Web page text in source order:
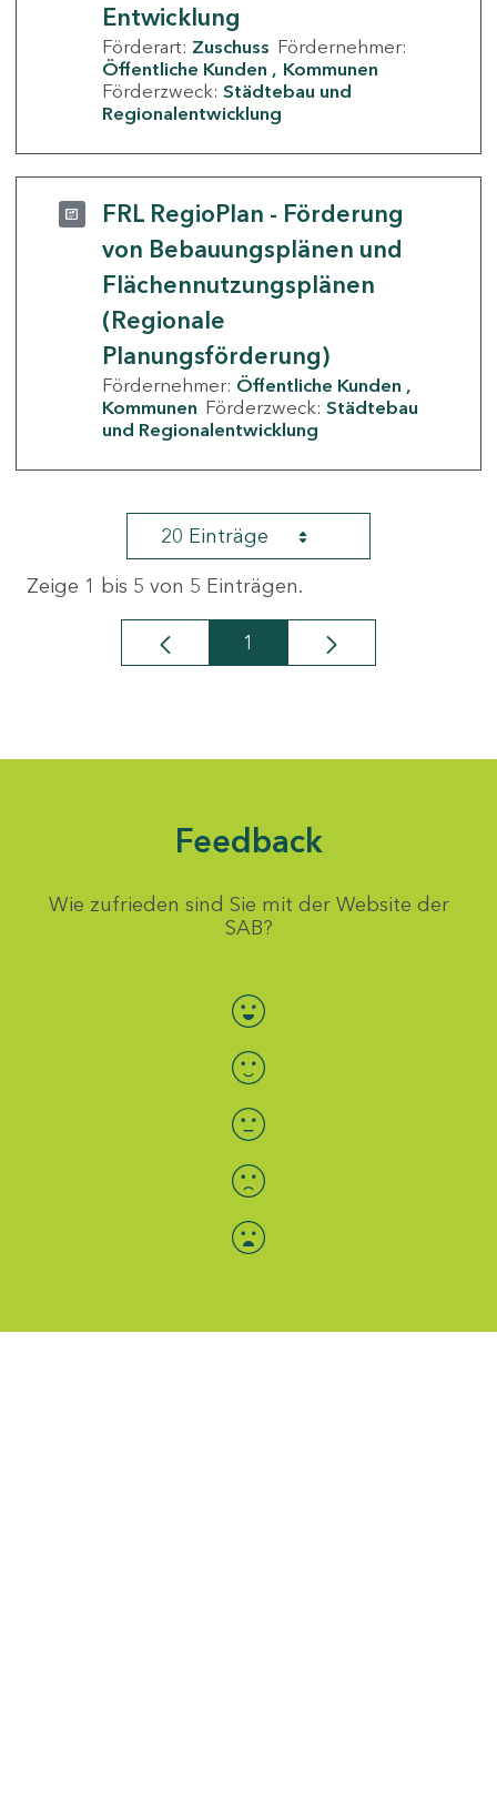
Entwicklung
Förderart: Zuschuss Fördernehmer:
Öffentliche Kunden
Kommunen
Förderzweck: Städtebau und
Regionalentwicklung
FRL RegioPlan - Förderung
von Bebauungsplänen und
Flächennutzungsplänen
(Regionale
Planungsförderung)
Fördernehmer: Öffentliche Kunden
Kommunen Förderzweck: Städtebau
und Regionalentwicklung
20 Einträge
Zeige 1 bis 5 von 5 Einträgen.
Seite
1
Feedback
Wie zufrieden sind Sie mit der Website der
SAB?
Bewertung auswählen